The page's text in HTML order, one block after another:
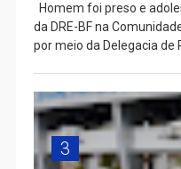
Homem foi preso e
da DRE-BF na
por meio da Delegacia de
3